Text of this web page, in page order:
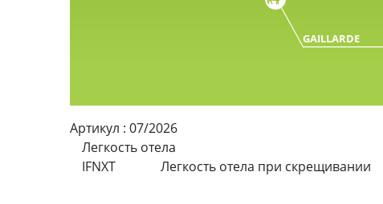
GAILLARDE
Артикул : 07/2026
Легкость отела
IFNXT Легкость отела при скрещивании